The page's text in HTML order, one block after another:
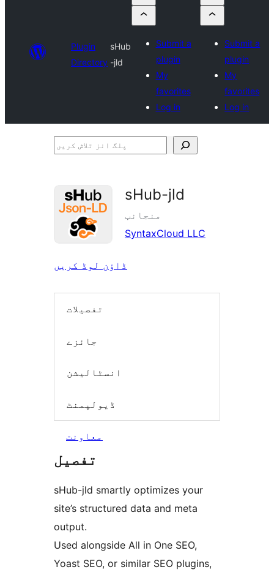
Plugin
Directory
sHub
-jld
Submit a
plugin
My
favorites
Log in
Submit a
plugin
My
favorites
Log in
پلگ
کریں
sHub-jld
منجانب
SyntaxCloud LLC
ڈاؤن لوڈ کریں
تفصیلات
جائزے
انسٹالیشن
ڈیولپمنٹ
معاونت
تفصیل
sHub-jld smartly optimizes your
site’s structured data and meta
output.
Used alongside All in One SEO,
Yoast SEO, or similar SEO plugins,